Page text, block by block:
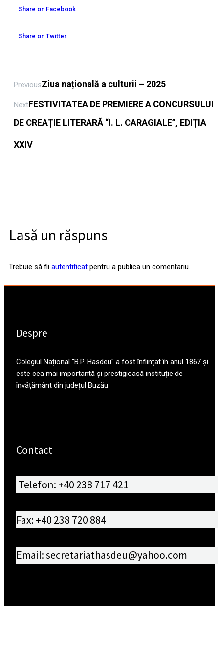
Share on Facebook
Share on Twitter
PreviousZiua națională a culturii – 2025
NextFESTIVITATEA DE PREMIERE A CONCURSULUI
DE CREAȚIE LITERARĂ “I. L. CARAGIALE”, EDIȚIA
XXIV
Lasă un răspuns
Trebuie să fii autentificat pentru a publica un comentariu.
Despre
Colegiul Național "B.P. Hasdeu" a fost înființat în anul 1867 și
este cea mai importantă și prestigioasă instituție de
învățământ din județul Buzău
Contact
Telefon: +40 238 717 421
Fax: +40 238 720 884
Email: secretariathasdeu@yahoo.com